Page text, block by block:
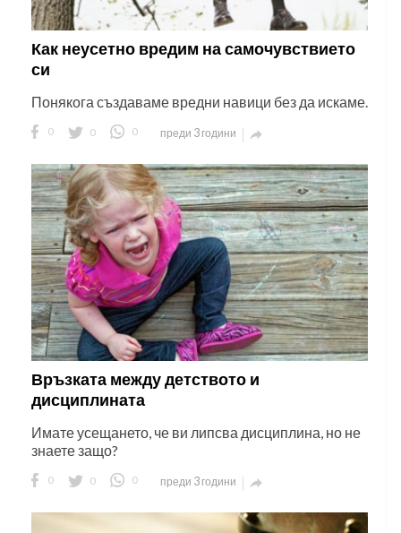
Как неусетно вредим на самочувствието
си
Понякога създаваме вредни навици без да искаме.
0 0 0 преди 3 години 
Връзката между детството и
дисциплината
Имате усещането, че ви липсва дисциплина, но не
знаете защо?
0 0 0 преди 3 години 